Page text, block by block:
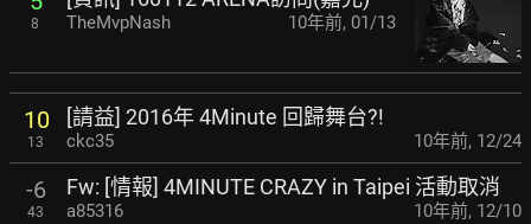
8 TheMvpNash 10年前, 01/13
10
13
[請益] 2016年 4Minute 回歸舞台?!
ckc35 10年前, 12/24
-6
43
Fw: [情報] 4MINUTE CRAZY in Taipei 活動取消
a85316 10年前, 12/10